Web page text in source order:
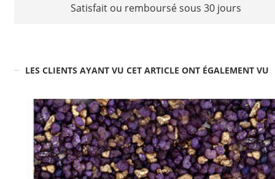
Satisfait ou remboursé sous 30 jours
LES CLIENTS AYANT VU CET ARTICLE ONT ÉGALEMENT VU